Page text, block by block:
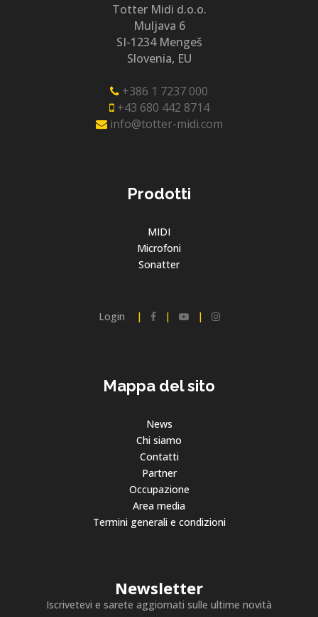
Totter Midi d.o.o.
Muljava 6
SI-1234 Mengeš
Slovenia, EU
+386 1 7237 000
+43 680 442 8714
info@totter-midi.com
Prodotti
MIDI
Microfoni
Sonatter
Login | | |
Mappa del sito
News
Chi siamo
Contatti
Partner
Occupazione
Area media
Termini generali e condizioni
Newsletter
Iscrivetevi e sarete aggiornati sulle ultime novità